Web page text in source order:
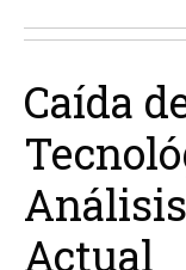
Caída
Actual